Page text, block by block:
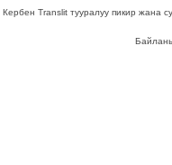
Кербен Translit тууралуу пикир жана